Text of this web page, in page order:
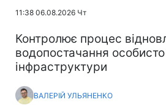
11:38 06.08.2026 Чт
Контролює процес
водопостачання особисто
інфраструктури
ВАЛЕРІЙ УЛЬЯНЕНКО